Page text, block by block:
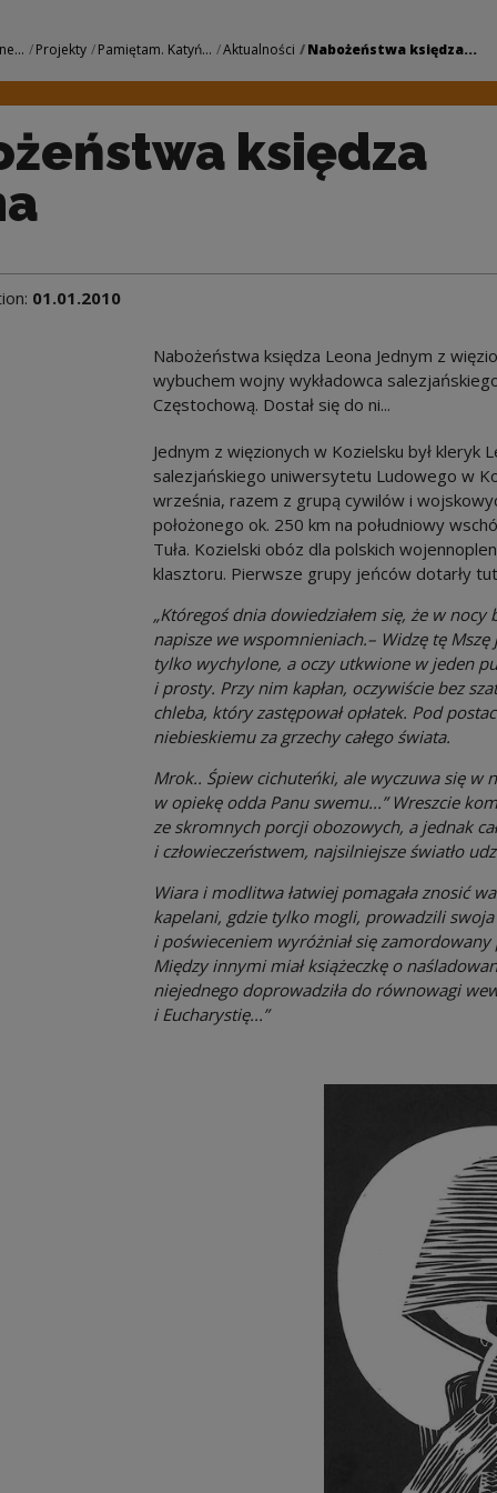
Leona |
Projekty Pamiętam. Katyń... Aktualności Nabożeństwa księdza...
księdza
01.01.2010
Nabożeństwa księdza Leona Jednym z
wybuchem wojny wykładowca
Częstochową. Dostał się do ni...
Jednym z więzionych w Kozielsku był kleryk
salezjańskiego uniwersytetu Ludowego w
września, razem z grupą cywilów i
położonego ok. 250 km na południowy
Tuła. Kozielski obóz dla polskich
klasztoru. Pierwsze grupy jeńców dotarły
„Któregoś dnia dowiedziałem się, że w
napisze we wspomnieniach.– Widzę tę
tylko wychylone, a oczy utkwione w jeden
i prosty. Przy nim kapłan, oczywiście bez
chleba, który zastępował opłatek. Pod
niebieskiemu za grzechy całego świata.
Mrok.. Śpiew cichuteńki, ale wyczuwa się w
w opiekę odda Panu swemu...” Wreszcie
ze skromnych porcji obozowych, a jednak
i człowieczeństwem, najsilniejsze światło
Wiara i modlitwa łatwiej pomagała znosić
kapelani, gdzie tylko mogli, prowadzili
i poświeceniem wyróżniał się
Między innymi miał książeczkę o
niejednego doprowadziła do równowagi
i Eucharystię...”